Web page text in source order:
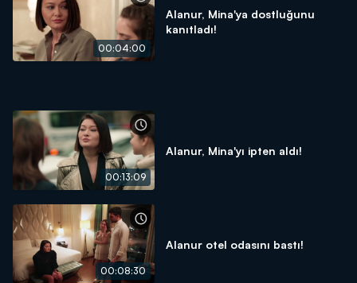
00:04:00
Alanur, Mina'ya dostluğunu
kanıtladı!
00:13:09
Alanur, Mina'yı ipten aldı!
00:08:30
Alanur otel odasını bastı!